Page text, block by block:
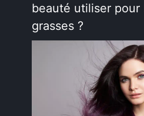
beauté utiliser pour
grasses ?